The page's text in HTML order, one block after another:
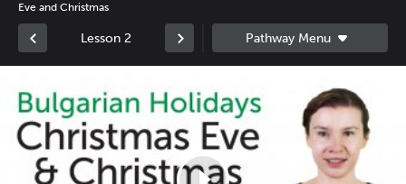
Eve and Christmas
Lesson 2
Player